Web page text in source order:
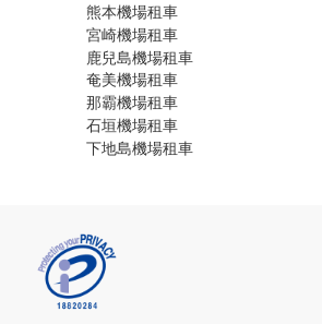
熊本機場租車
宮崎機場租車
鹿兒島機場租車
奄美機場租車
那霸機場租車
石垣機場租車
下地島機場租車